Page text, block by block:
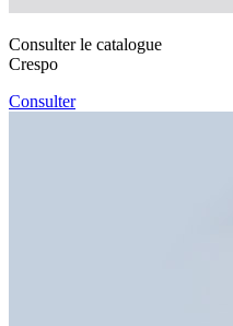
Consulter le catalogue
Crespo
Consulter